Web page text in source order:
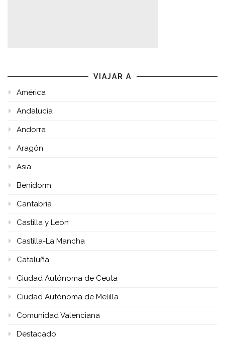
VIAJAR A
América
Andalucía
Andorra
Aragón
Asia
Benidorm
Cantabria
Castilla y León
Castilla-La Mancha
Cataluña
Ciudad Autónoma de Ceuta
Ciudad Autónoma de Melilla
Comunidad Valenciana
Destacado